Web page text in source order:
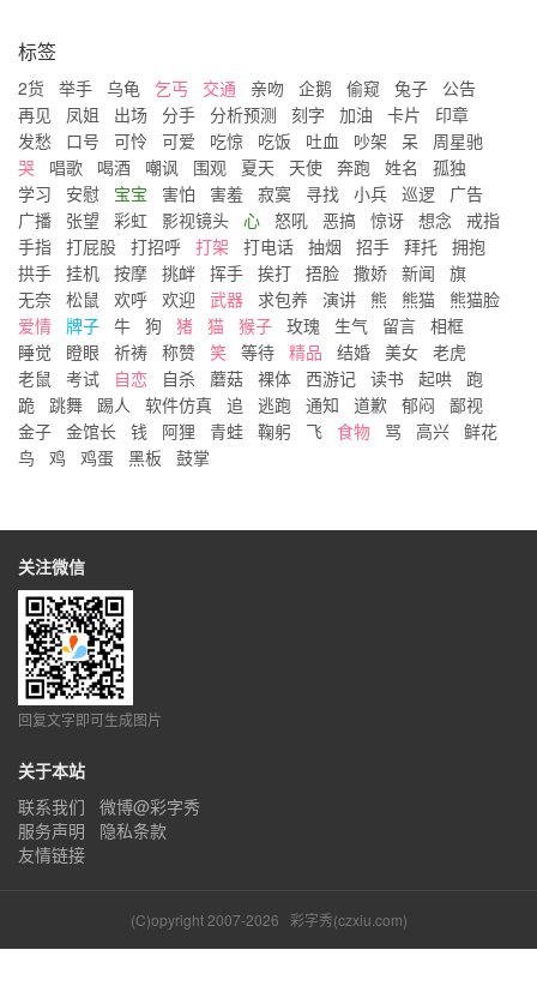
标签
2货 举手 乌龟 乞丐 交通 亲吻 企鹅 偷窥 兔子
公告
再见
凤姐 出场 分手 分析预测 刻字 加油 卡片
印章
发愁
口号 可怜 可爱 吃惊 吃饭 吐血 吵架 呆
周星驰
哭
唱歌 喝酒 嘲讽 围观 夏天 天使 奔跑 姓名
孤独
学习
安慰 宝宝 害怕 害羞 寂寞 寻找 小兵 巡逻
广告
广播
张望 彩虹 影视镜头 心 怒吼 恶搞 惊讶 想念
戒指
手指 打屁股 打招呼 打架 打电话 抽烟 招手 拜托 拥抱
拱手 挂机 按摩 挑衅 挥手 挨打 捂脸 撒娇 新闻
旗
无奈 松鼠 欢呼 欢迎 武器 求包养 演讲 熊 熊猫
熊猫脸
爱情 牌子 牛 狗 猪 猫 猴子 玫瑰 生气 留言 相框
睡觉
瞪眼 祈祷 称赞 笑 等待 精品 结婚 美女 老虎
老鼠
考试 自恋 自杀 蘑菇 裸体 西游记 读书 起哄
跑
跪
跳舞 踢人 软件仿真 追 逃跑 通知 道歉 郁闷
鄙视
金子 金馆长 钱 阿狸 青蛙 鞠躬 飞 食物 骂 高兴 鲜花
鸟
鸡 鸡蛋 黑板 鼓掌
关注微信
回复文字即可生成图片
关于本站
联系我们
微博@彩字秀
服务声明
隐私条款
友情链接
(C)opyright 2007-2026 彩字秀(czxiu.com)